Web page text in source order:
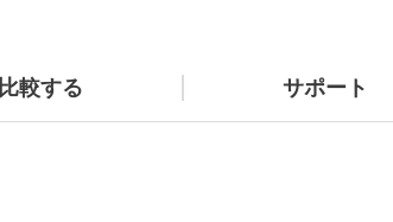
比較する サポート